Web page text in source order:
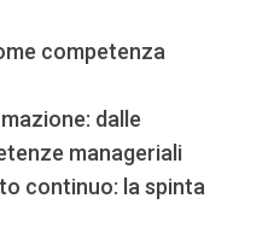
competenza
dalle
manageriali
continuo: la spinta